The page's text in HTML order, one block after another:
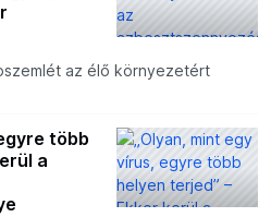
az élő környezetért
több
a